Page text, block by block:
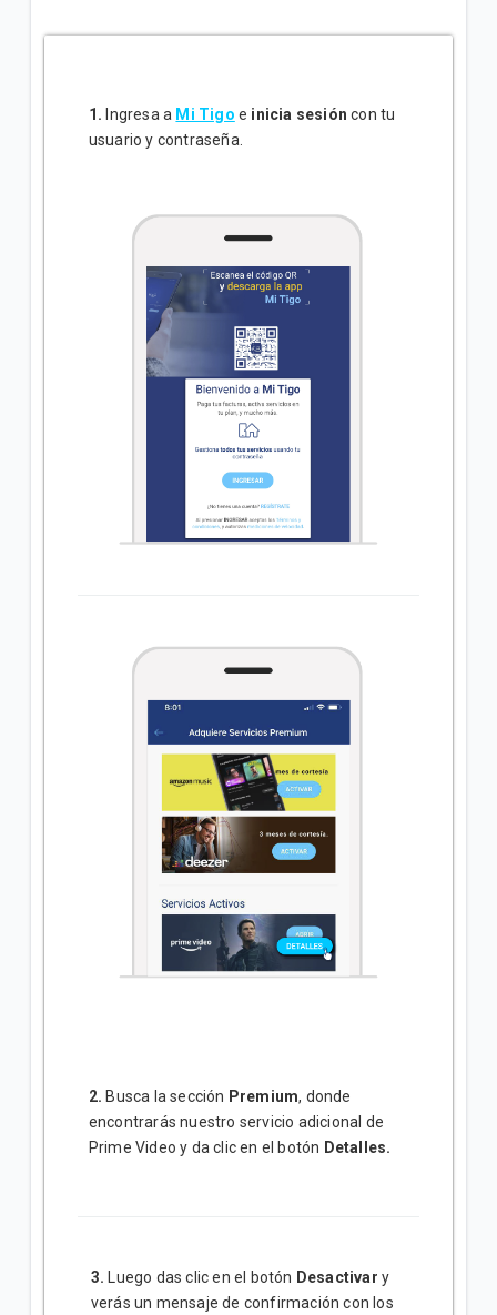
Hogares | Hogar
¿Cómo gestionar los paquetes Premium Tigo? |
1. Ingresa a Mi Tigo e inicia sesión con tu
usuario y contraseña.
2.Busca la sección Premium, donde
encontrarás nuestro servicio adicional de
Prime Video y da clic en el botón Detalles.
3.Luego das clic en el botón Desactivar y
verás un mensaje de confirmación con los